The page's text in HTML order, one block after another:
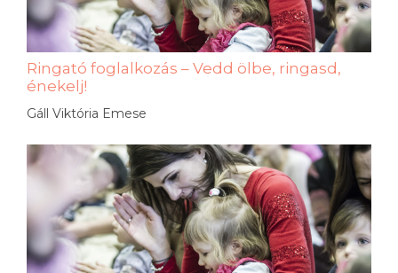
Ringató foglalkozás – Vedd ölbe, ringasd,
énekelj!
Gáll Viktória Emese